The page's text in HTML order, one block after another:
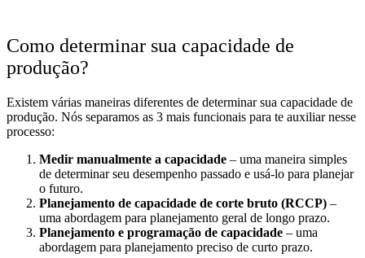
Como determinar sua capacidade de
produção?
Existem várias maneiras diferentes de determinar sua capacidade de
produção. Nós separamos as 3 mais funcionais para te auxiliar nesse
processo:
Medir manualmente a capacidade – uma maneira simples
de determinar seu desempenho passado e usá-lo para planejar
o futuro.
Planejamento de capacidade de corte bruto (RCCP) –
uma abordagem para planejamento geral de longo prazo.
Planejamento e programação de capacidade – uma
abordagem para planejamento preciso de curto prazo.